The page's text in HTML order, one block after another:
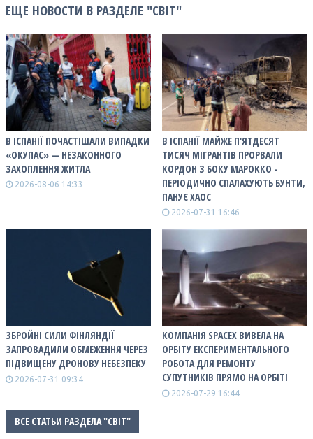
ЕЩЕ НОВОСТИ В РАЗДЕЛЕ "СВІТ"
В ІСПАНІЇ ПОЧАСТІШАЛИ ВИПАДКИ
«ОКУПАС» — НЕЗАКОННОГО
ЗАХОПЛЕННЯ ЖИТЛА
2026-08-06 14:33
В ІСПАНІЇ МАЙЖЕ П'ЯТДЕСЯТ
ТИСЯЧ МІГРАНТІВ ПРОРВАЛИ
КОРДОН З БОКУ МАРОККО -
ПЕРІОДИЧНО СПАЛАХУЮТЬ БУНТИ,
ПАНУЄ ХАОС
2026-07-31 16:46
ЗБРОЙНІ СИЛИ ФІНЛЯНДІЇ
ЗАПРОВАДИЛИ ОБМЕЖЕННЯ ЧЕРЕЗ
ПІДВИЩЕНУ ДРОНОВУ НЕБЕЗПЕКУ
2026-07-31 09:34
КОМПАНІЯ SPACEX ВИВЕЛА НА
ОРБІТУ ЕКСПЕРИМЕНТАЛЬНОГО
РОБОТА ДЛЯ РЕМОНТУ
СУПУТНИКІВ ПРЯМО НА ОРБІТІ
2026-07-29 16:44
ВСЕ СТАТЬИ РАЗДЕЛА "СВІТ"